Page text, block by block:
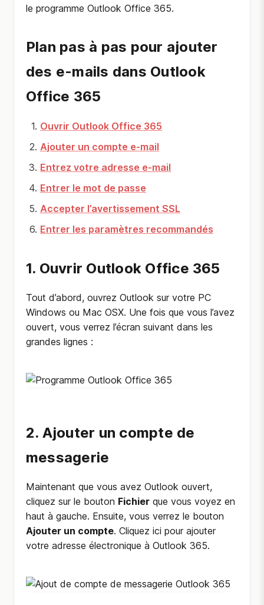
le programme Outlook Office 365.
Plan pas à pas pour ajouter
des e-mails dans Outlook
Office 365
Ouvrir Outlook Office 365
Ajouter un compte e-mail
Entrez votre adresse e-mail
Entrer le mot de passe
Accepter l’avertissement SSL
Entrer les paramètres recommandés
1. Ouvrir Outlook Office 365
Tout d’abord, ouvrez Outlook sur votre PC
Windows ou Mac OSX. Une fois que vous l’avez
ouvert, vous verrez l’écran suivant dans les
grandes lignes :
2. Ajouter un compte de
messagerie
Maintenant que vous avez Outlook ouvert,
cliquez sur le bouton Fichier que vous voyez en
haut à gauche. Ensuite, vous verrez le bouton
Ajouter un compte. Cliquez ici pour ajouter
votre adresse électronique à Outlook 365.